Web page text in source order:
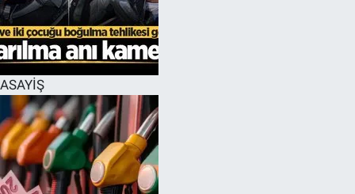
ASAYİŞ
EĞİTİM
ÖZEL HABER
HALK54 PANORAMA